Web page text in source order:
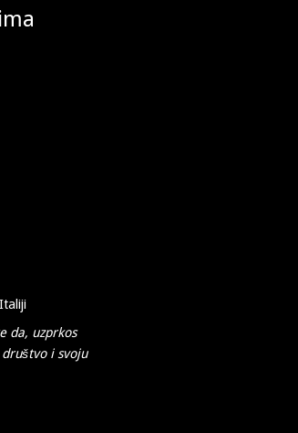
da, uzprkos
i svoju